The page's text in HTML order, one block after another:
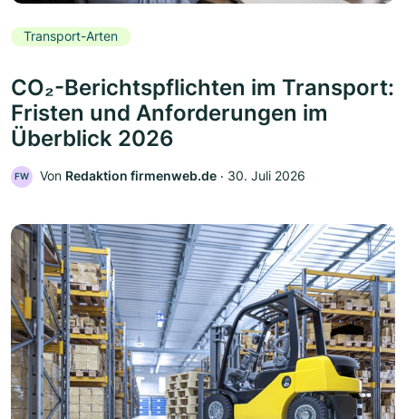
Transport-Arten
CO₂-Berichtspflichten im Transport:
Fristen und Anforderungen im
Überblick 2026
FW Von Redaktion firmenweb.de ‧ 30. Juli 2026